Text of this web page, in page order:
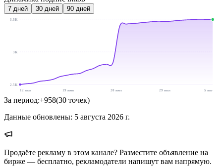
7 дней 30 дней 90 дней
3.5K
3K
2.5K
12 июн
19 июн 20 июл 29 июл 5 авг
За период:+958(30 точек)
Данные обновлены: 5 августа 2026 г.
Продаёте рекламу в этом канале? Разместите объявление на
бирже — бесплатно, рекламодатели напишут вам напрямую.